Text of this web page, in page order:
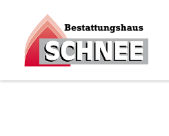
springen